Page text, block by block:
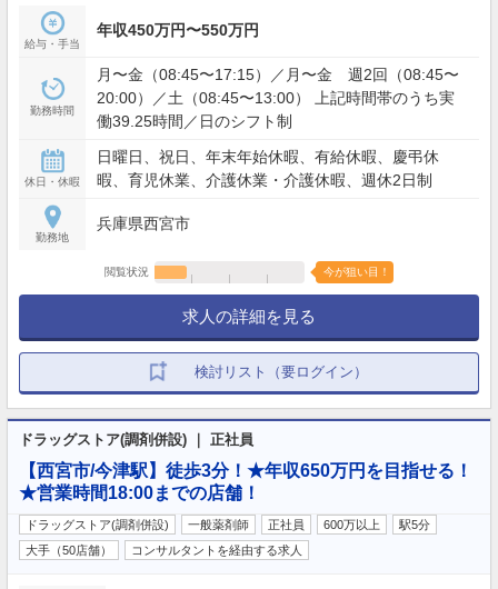
給与・手当
年収450万円〜550万円
勤務時間
月〜金（08:45〜17:15）／月〜金 週2回（08:45〜
20:00）／土（08:45〜13:00） 上記時間帯のうち実
働39.25時間／日のシフト制
休日・休暇
日曜日、祝日、年末年始休暇、有給休暇、慶弔休
暇、育児休業、介護休業・介護休暇、週休2日制
勤務地
兵庫県西宮市
閲覧状況 今が狙い目！
求人の詳細を見る
検討リスト（要ログイン）
ドラッグストア(調剤併設) ｜ 正社員
【西宮市/今津駅】徒歩3分！★年収650万円を目指せる！
★営業時間18:00までの店舗！
ドラッグストア(調剤併設) 一般薬剤師 正社員 600万以上
駅5分
大手（50店舗）
コンサルタントを経由する求人